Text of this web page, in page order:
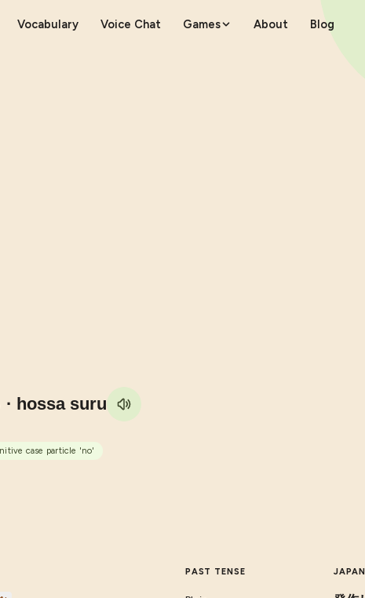
Vocabulary Voice Chat Games About Blog
· hossa suru
case particle 'no'
PAST TENSE